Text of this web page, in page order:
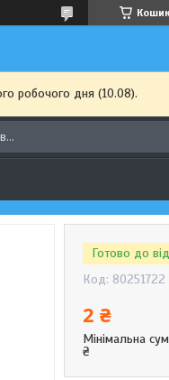
робочого дня (10.08).
Готово до
Код: 80251722
2 ₴
Мінімальна
₴